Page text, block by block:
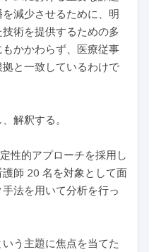
減少させるために、明
術を提供するための多
かかわらず、医療従事
と一致しているわけで
解釈する。
性的アプローチを採用し
師 20 名を対象として面
法を用いて分析を行っ
う主題に焦点を当てた